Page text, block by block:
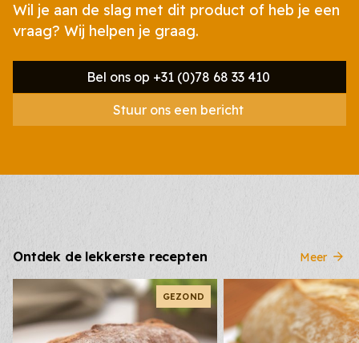
Wil je aan de slag met dit product of heb je een
vraag? Wij helpen je graag.
Bel ons op +31 (0)78 68 33 410
Stuur ons een bericht
Ontdek de lekkerste recepten Meer
GEZOND